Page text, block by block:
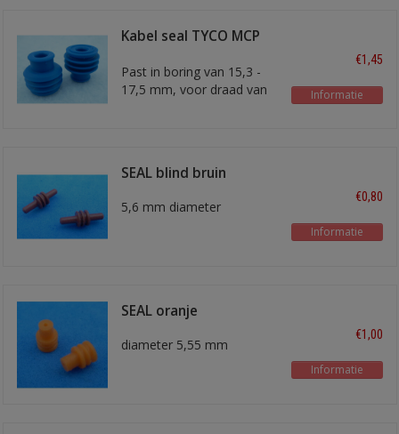
Kabel seal TYCO MCP
Past in boring van 15,3 -
17,5 mm, voor draad van
€1,45
Informatie
SEAL blind bruin
5,6 mm diameter
€0,80
Informatie
SEAL oranje
diameter 5,55 mm
€1,00
Informatie